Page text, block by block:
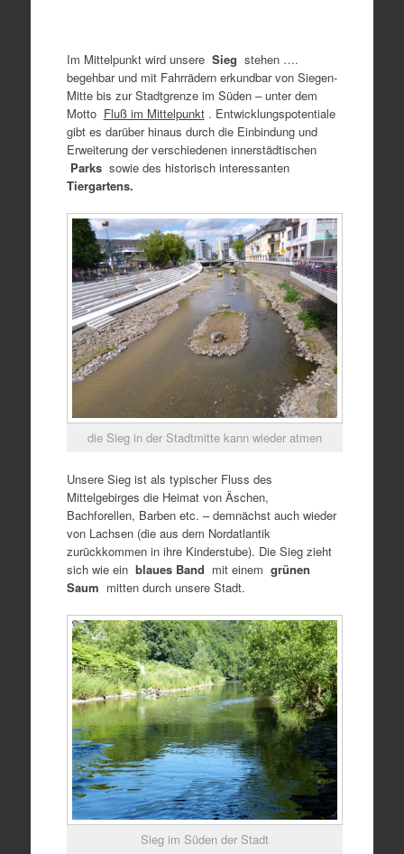
Im Mittelpunkt wird unsere Sieg stehen ….
begehbar und mit Fahrrädern erkundbar von Siegen-
Mitte bis zur Stadtgrenze im Süden – unter dem
Motto Fluß im Mittelpunkt. Entwicklungspotentiale
gibt es darüber hinaus durch die Einbindung und
Erweiterung der verschiedenen innerstädtischen
Parkssowie des historisch interessanten
Tiergartens.
die Sieg in der Stadtmitte kann wieder atmen
Unsere Sieg ist als typischer Fluss des
Mittelgebirges die Heimat von Äschen,
Bachforellen, Barben etc. – demnächst auch wieder
von Lachsen (die aus dem Nordatlantik
zurückkommen in ihre Kinderstube). Die Sieg zieht
sich wie ein blaues Band mit einem grünen
Saum mitten durch unsere Stadt.
Sieg im Süden der Stadt